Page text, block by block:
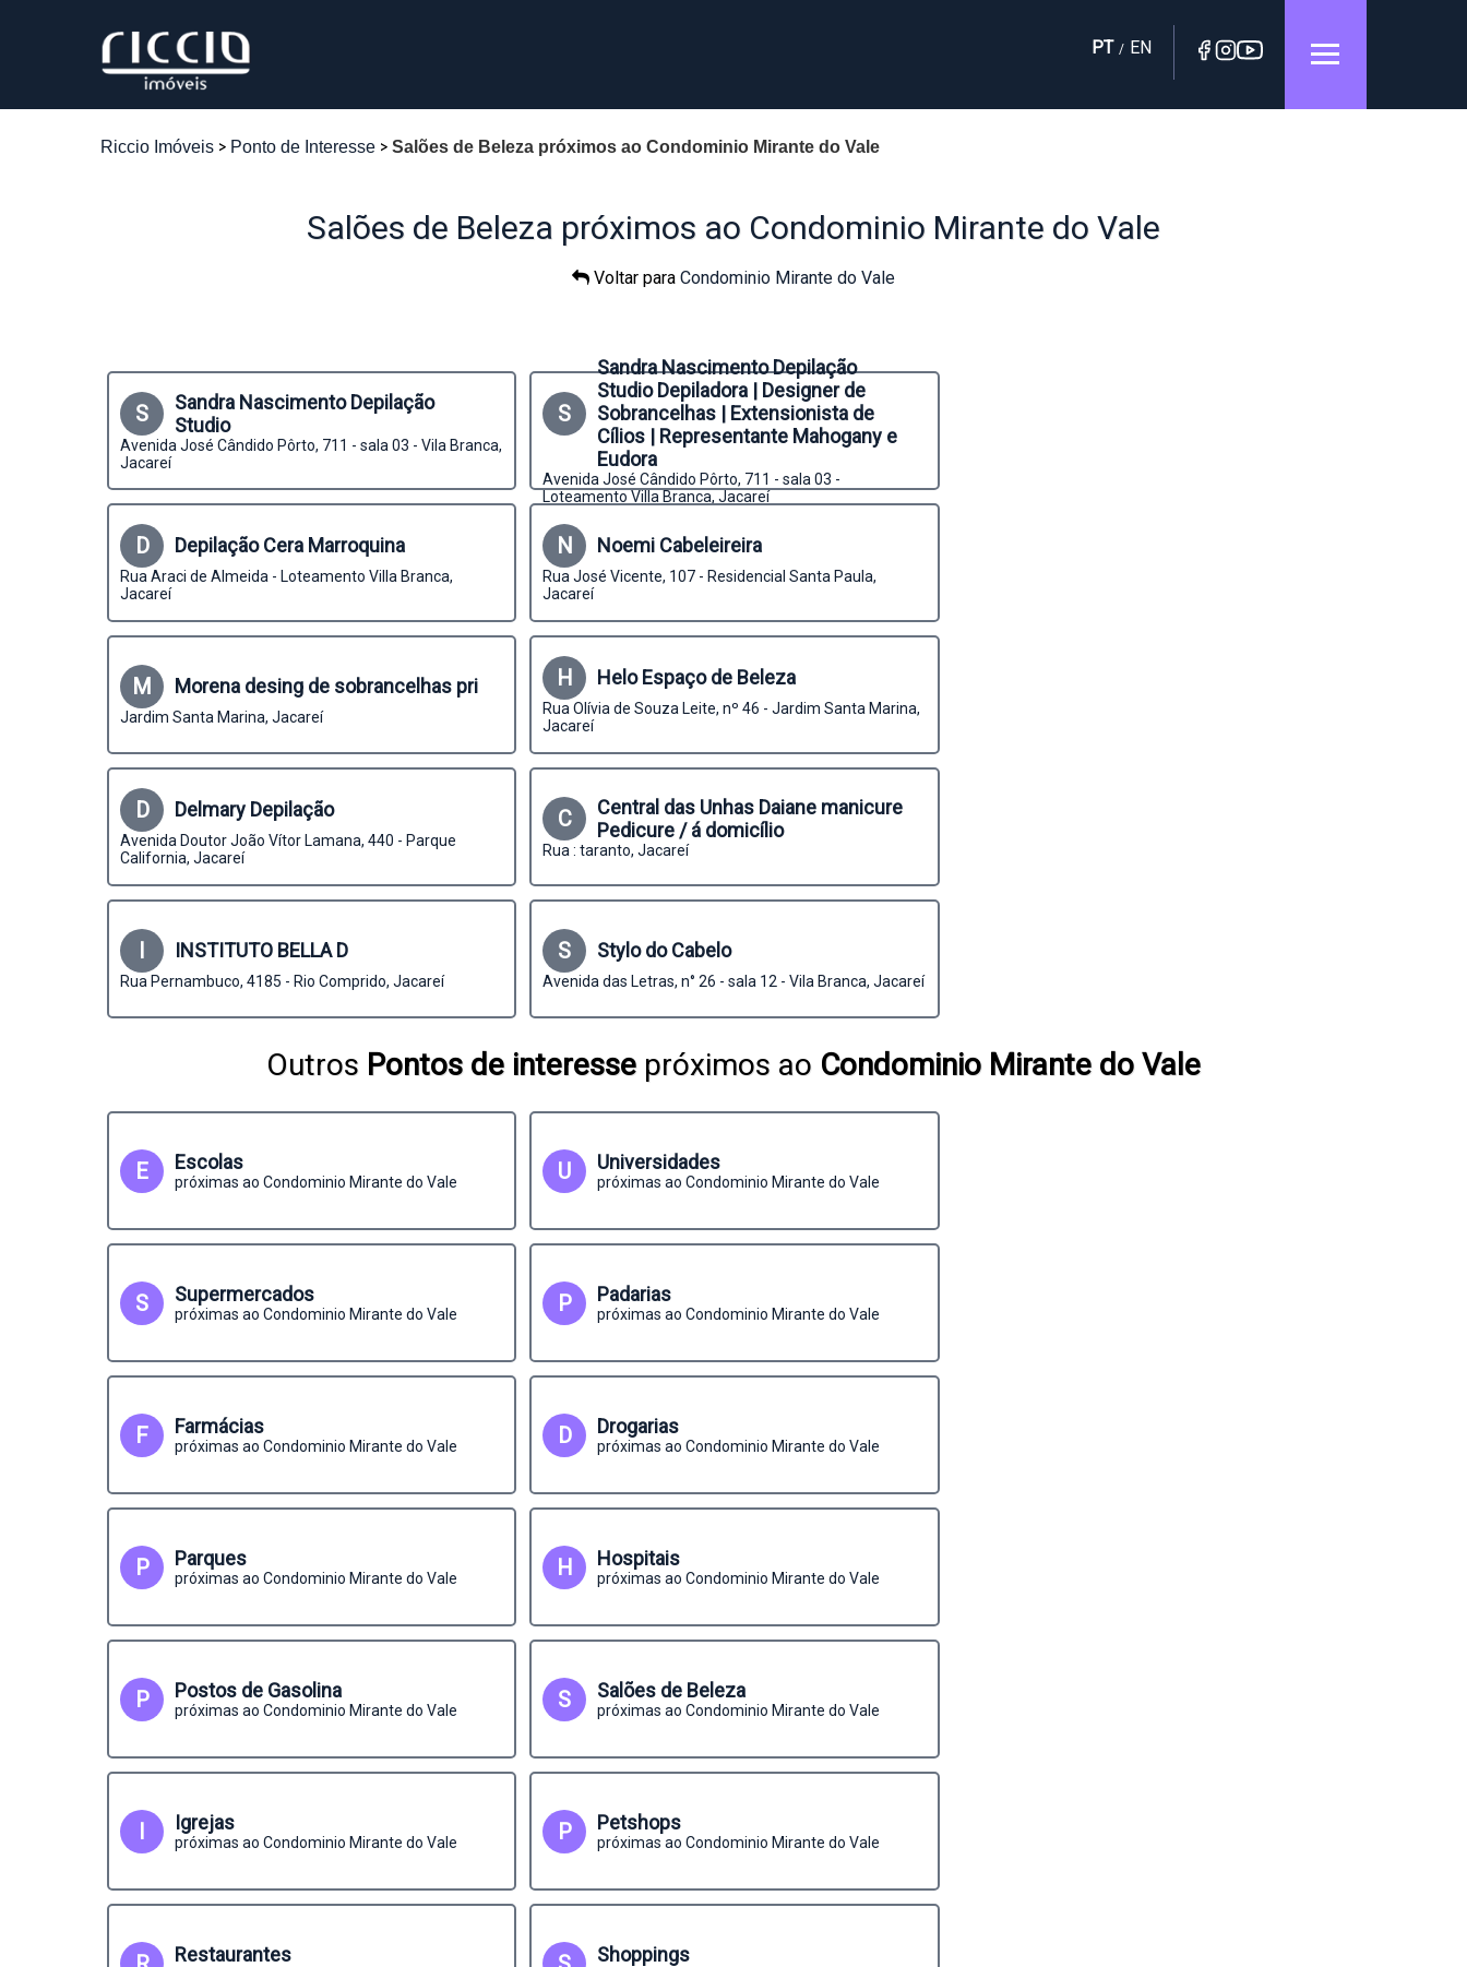
PT / EN
Riccio Imóveis Ponto de Interesse Salões de Beleza próximos ao Condominio Mirante do Vale
Salões de Beleza próximos ao Condominio Mirante do Vale
Voltar para Condominio Mirante do Vale
S
Sandra Nascimento Depilação
Studio
Avenida José Cândido Pôrto, 711 - sala 03 - Vila Branca,
Jacareí
S
Sandra Nascimento Depilação
Studio Depiladora | Designer de
Sobrancelhas | Extensionista de
Cílios | Representante Mahogany e
Eudora
Avenida José Cândido Pôrto, 711 - sala 03 -
Loteamento Villa Branca, Jacareí
D Depilação Cera Marroquina
Rua Araci de Almeida - Loteamento Villa Branca,
Jacareí
N Noemi Cabeleireira
Rua José Vicente, 107 - Residencial Santa Paula,
Jacareí
M Morena desing de sobrancelhas pri
Jardim Santa Marina, Jacareí
H Helo Espaço de Beleza
Rua Olívia de Souza Leite, nº 46 - Jardim Santa Marina,
Jacareí
D Delmary Depilação
Avenida Doutor João Vítor Lamana, 440 - Parque
California, Jacareí
C
Central das Unhas Daiane manicure
Pedicure / á domicílio
Rua : taranto, Jacareí
I INSTITUTO BELLA D
Rua Pernambuco, 4185 - Rio Comprido, Jacareí
S Stylo do Cabelo
Avenida das Letras, n° 26 - sala 12 - Vila Branca, Jacareí
Outros Pontos de interesse próximos ao Condominio Mirante do Vale
E Escolas
próximas ao Condominio Mirante do Vale U Universidades
próximas ao Condominio Mirante do Vale
S Supermercados
próximas ao Condominio Mirante do Vale P Padarias
próximas ao Condominio Mirante do Vale
F Farmácias
próximas ao Condominio Mirante do Vale D Drogarias
próximas ao Condominio Mirante do Vale
P Parques
próximas ao Condominio Mirante do Vale H Hospitais
próximas ao Condominio Mirante do Vale
P Postos de Gasolina
próximas ao Condominio Mirante do Vale S Salões de Beleza
próximas ao Condominio Mirante do Vale
I Igrejas
próximas ao Condominio Mirante do Vale P Petshops
próximas ao Condominio Mirante do Vale
Restaurantes Shoppings